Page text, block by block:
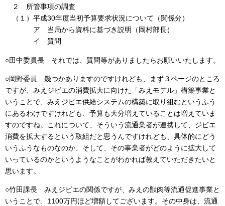
２ 所管事項の調査
（１）平成30年度当初予算要求状況について（関係分）
ア 当局から資料に基づき説明（岡村部長）
イ 質問
○田中委員長 それでは、質問等がありましたらお願いいたします。
○岡野委員 幾つかありますのですけれども、まず３ページのところ
ですが、みえジビエの消費拡大に向けた「みえモデル」構築事業と
いうことで、みえジビエ供給システムの構築に取り組むというふう
にあるわけですけれども、予算も大分増えていることは増えていま
すのですね。これについて、そういう流通業者が連携して、ジビエ
消費を拡大するという取組だと思うんですけれども、具体的にどう
いうふうなものなのか、そして、その事業者がどのように拡大して
いっているのかというようなことがわかれば教えていただきたいと
思います。
○竹田課長 みえジビエの関係ですが、みえの獣肉等流通促進事業と
いうことで、1100万円ほど増額してございます。その中身は、流通